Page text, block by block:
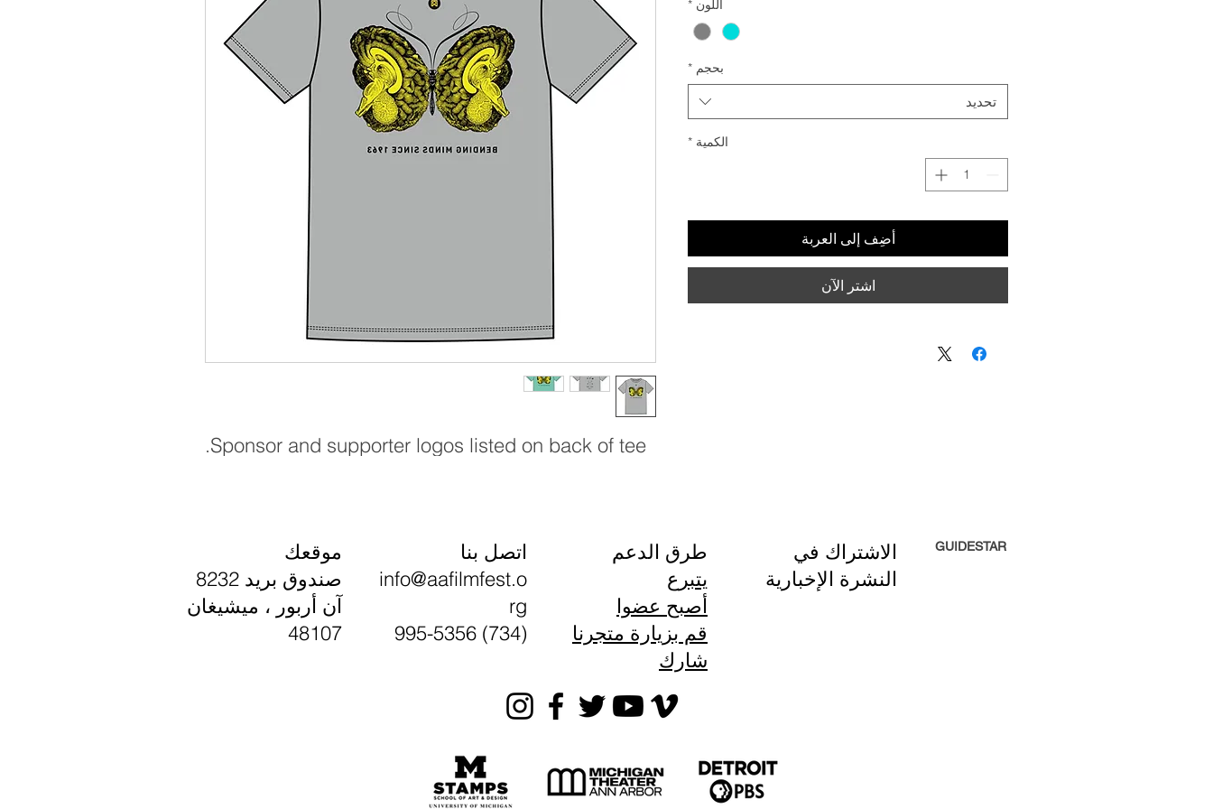
Sponsor and supporter logos listed on back of tee.
اللون *
بحجم *
تحديد
الكمية *
أضِف إلى العربة
اشترِ الآن
موقعك
صندوق بريد 8232
آن أربور ، ميشيغان
48107
اتصل بنا
info@aafilmfest.o
rg
(734) 995-5356
طرق الدعم
يتبرع
أصبح عضوا
قم بزيارة متجرنا
شارك
الاشتراك في
النشرة الإخبارية
GUIDESTAR